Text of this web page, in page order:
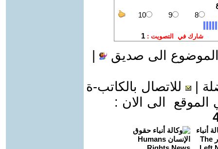
الى صديق
للاتصال بالكاتب-ة
الى الان :